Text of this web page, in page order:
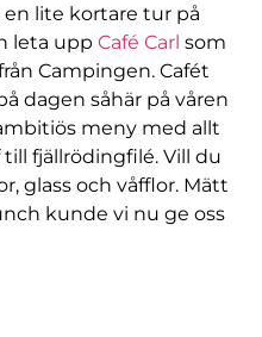
en lite kortare tur på
leta upp Café Carl som
Campingen. Cafét
dagen såhär på våren
meny med allt
fjällrödingfilé. Vill du
glass och våfflor. Mätt
kunde vi nu ge oss